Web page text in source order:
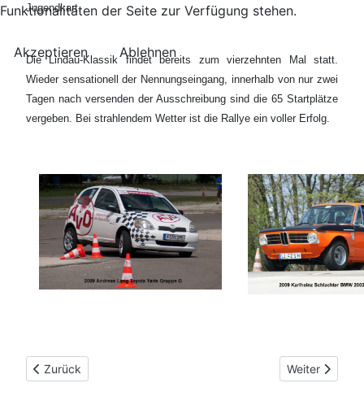
Jugendkart.
Die Lindau-Klassik findet bereits zum vierzehnten Mal statt.
Wieder sensationell der Nennungseingang, innerhalb von nur zwei
Tagen nach versenden der Ausschreibung sind die 65 Startplätze
vergeben. Bei strahlendem Wetter ist die Rallye ein voller Erfolg.
Vorheriger Beitrag: 2010
Zurück Nächster
Weiter
Funktionalitäten der Seite zur Verfügung stehen.
Akzeptieren Ablehnen